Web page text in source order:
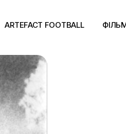
ARTEFACT FOOTBALL